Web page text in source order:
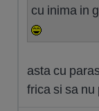
cu inima in
asta cu
frica si sa